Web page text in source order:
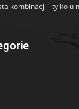
kombinacji - tylko u